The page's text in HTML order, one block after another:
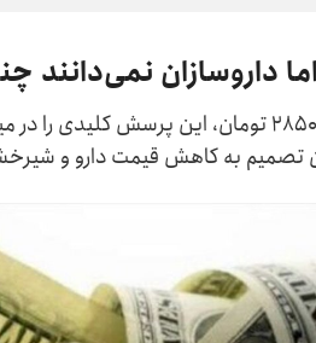
داروسازان نمی‌دانند
بازگشت نرخ ارز دارو به ۲۸۵۰۰ تومان، این پرسش
تصمیم به کاهش قیمت دارو و